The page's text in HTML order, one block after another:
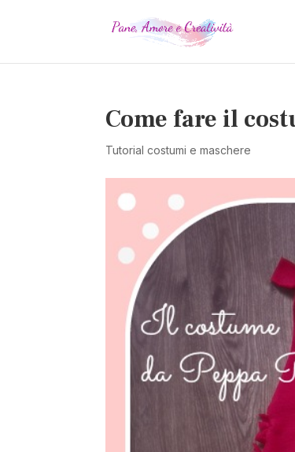
Come fare il
Tutorial costumi e maschere